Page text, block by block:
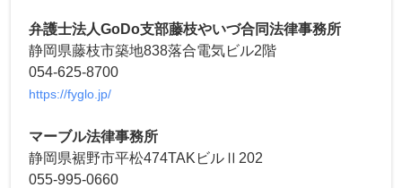
弁護士法人GoDo支部藤枝やいづ合同法律事務所
静岡県藤枝市築地838落合電気ビル2階
054-625-8700
https://fyglo.jp/
マーブル法律事務所
静岡県裾野市平松474TAKビルⅡ202
055-995-0660